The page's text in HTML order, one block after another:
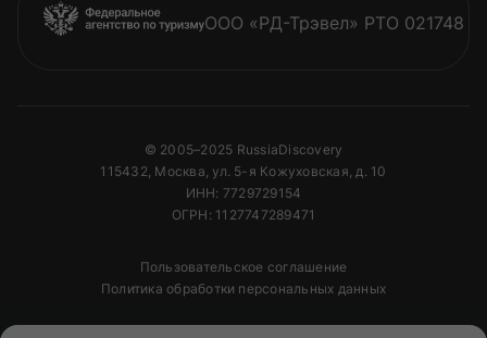
ООО «РД-Трэвел» РТО 021748
© 2005–2025 RussiaDiscovery
115432, Москва, ул. 5-я Кожуховская, д. 10
ИНН: 7729729154
ОГРН: 1127747289471
Пользовательское соглашение
Политика обработки персональных данных